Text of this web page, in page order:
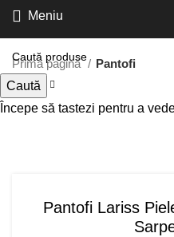
Meniu
Prima pagină Pantofi
Pantofi Lariss
Caută
Începe să tastezi pentru a